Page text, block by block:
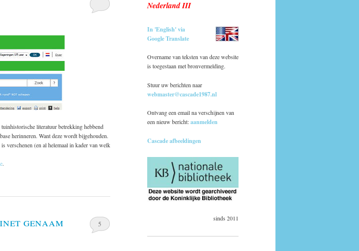
literatuur betrekking hebbend
herinneren. Want deze wordt bijgehouden.
verschenen (en al helemaal in kader van welk
.
genaam
5
Nederland III
In 'English' via
Google Translate
Overname van teksten van deze website
is toegestaan met bronvermelding.
Stuur uw berichten naar
webmaster@cascade1987.nl
Ontvang een email na verschijnen van
een nieuw bericht:aanmelden
Cascade afbeeldingen
sinds 2011